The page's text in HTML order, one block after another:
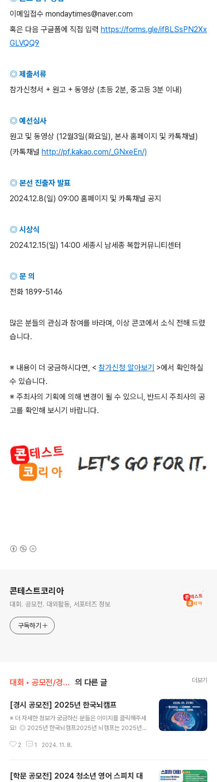
이메일접수 mondaytimes@naver.com
혹은 다음 구글폼에 직접 입력 https://forms.gle/if8LSsPN2Xx
GLVQQ9
◎ 제출서류
참가신청서 + 원고 + 동영상 (초등 2분, 중고등 3분 이내)
◎ 예선심사
원고 및 동영상 (12월3일(화요일), 본사 홈페이지 및 카톡채널)
(카톡채널 http://pf.kakao.com/_GNxeEn/)
◎ 본선 진출자 발표
2024.12.8(일) 09:00 홈페이지 및 카톡채널 공지
◎ 시상식
2024.12.15(일) 14:00 세종시 남세종 복합커뮤니티센터
◎ 문 의
전화 1899-5146
많은 분들의 관심과 참여를 바라며, 이상 콘코에서 소식 전해 드렸
습니다.
※ 내용이 더 궁금하시다면, < 참가신청 알아보기 >에서 확인하실
수 있습니다.
※ 주최사의 기획에 의해 변경이 될 수 있으니 , 반드시 주최사의 공
고를 확인해 보시기 바랍니다.
콘테스트코리아
대회. 공모전. 대외활동, 서포터즈 정보
구독하기
대회 • 공모전/경시 • 학문 • 논문 의 다른 글 더보기
[경시 공모전] 2025년 한국뇌캠프
※ 더 자세한 정보가 궁금하신 분들은 이미지를 클릭해주세
요! ◎ 2025년 한국뇌캠프2025년 뇌캠프는 2025년 1
신경과학, 신경해부학, 뇌질환 특강 참여 후에, 시험을 응시
후 뇌캠프가 종료됩니다. ◎ 참가자격매년 11월 기준 국내
2 1 2024. 11. 8.
[학문 공모전] 2024 청소년 영어 스피치 대